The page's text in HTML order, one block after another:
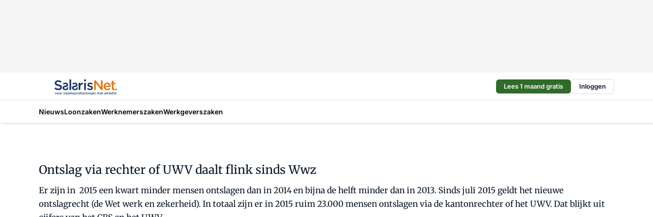
Lees 1 maand gratis Inloggen
NieuwsLoonzakenWerknemerszakenWerkgeverszaken
Ontslag via rechter of UWV daalt flink sinds Wwz
Er zijn in 2015 een kwart minder mensen ontslagen dan in 2014 en bijna de helft minder dan in 2013. Sinds juli 2015 geldt het nieuwe
ontslagrecht (de Wet werk en zekerheid). In totaal zijn er in 2015 ruim 23.000 mensen ontslagen via de kantonrechter of het UWV. Dat blijkt uit